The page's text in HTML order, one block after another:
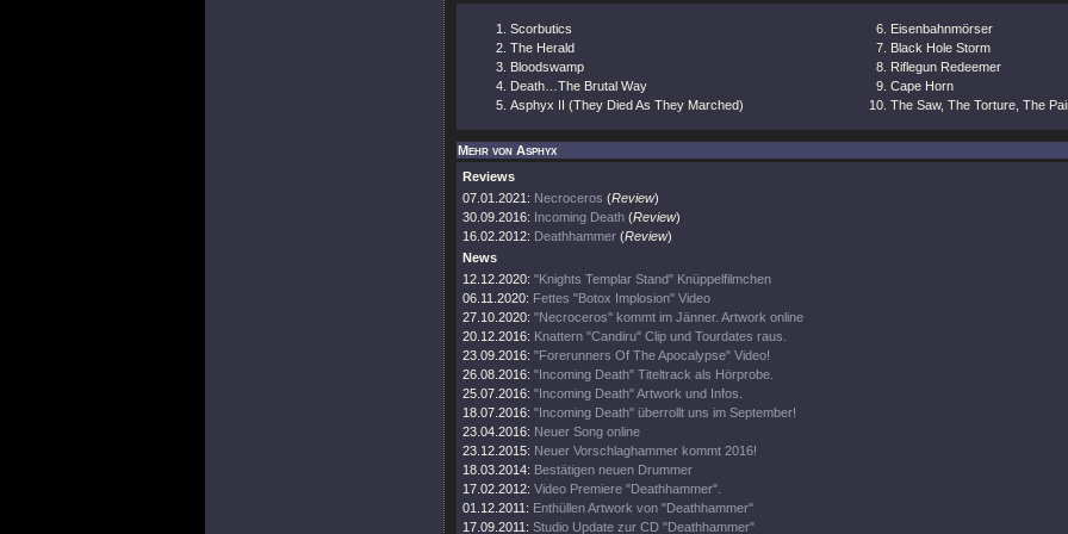
Scorbutics
The Herald
Bloodswamp
Death…The Brutal Way
Asphyx II (They Died As They Marched)
Eisenbahnmörser
Black Hole Storm
Riflegun Redeemer
Cape Horn
The Saw, The Torture, The
Mehr von Asphyx
Reviews
07.01.2021: Necroceros (Review)
30.09.2016: Incoming Death (Review)
16.02.2012: Deathhammer (Review)
News
12.12.2020: "Knights Templar Stand" Knüppelfilmchen
06.11.2020: Fettes "Botox Implosion" Video
27.10.2020: "Necroceros" kommt im Jänner. Artwork online
20.12.2016: Knattern "Candiru" Clip und Tourdates raus.
23.09.2016: "Forerunners Of The Apocalypse" Video!
26.08.2016: "Incoming Death" Titeltrack als Hörprobe.
25.07.2016: "Incoming Death" Artwork und Infos.
18.07.2016: "Incoming Death" überrollt uns im September!
23.04.2016: Neuer Song online
23.12.2015: Neuer Vorschlaghammer kommt 2016!
18.03.2014: Bestätigen neuen Drummer
17.02.2012: Video Premiere "Deathhammer".
01.12.2011: Enthüllen Artwork von "Deathhammer"
17.09.2011: Studio Update zur CD "Deathhammer"